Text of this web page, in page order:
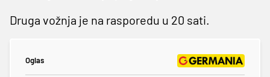
Druga vožnja je na rasporedu u 20 sati.
Oglas